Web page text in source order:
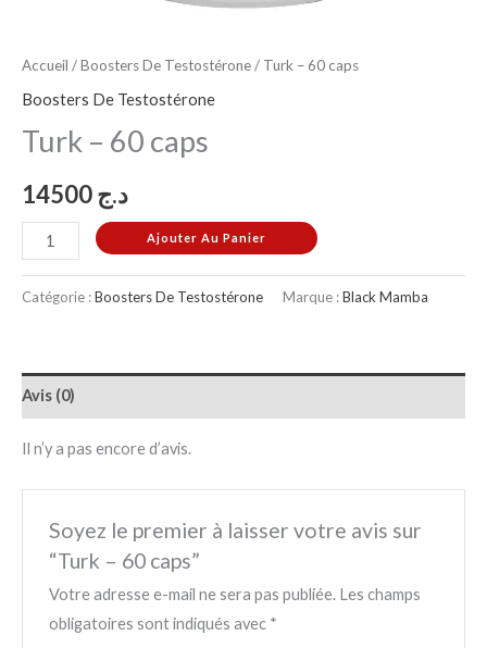
Accueil /Boosters De Testostérone/ Turk – 60 caps
Boosters De Testostérone
Turk – 60 caps
د.ج
Ajouter Au Panier
Catégorie :Boosters De Testostérone Marque :Black Mamba
Avis (0)
Il n’y a pas encore d’avis.
Soyez le premier à laisser votre avis sur
“Turk – 60 caps”
Votre adresse e-mail ne sera pas publiée. Les champs
obligatoires sont indiqués avec *